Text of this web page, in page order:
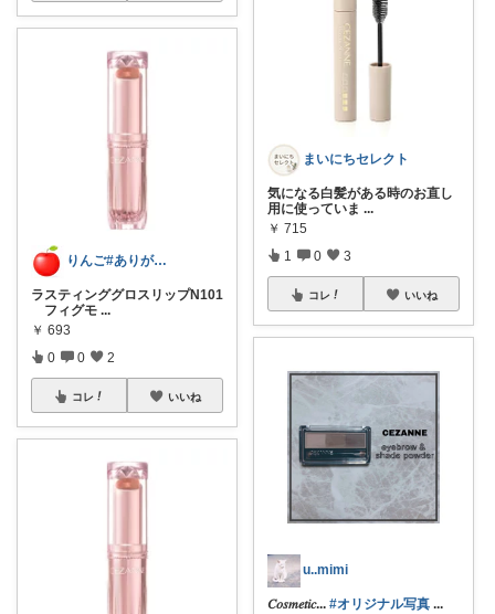
りんご#ありがとうございます🪷
ラスティンググロスリップN101
フィグモ ...
￥ 693
0 0 2
コレ いいね
まいにちセレクト
気になる白髪がある時のお直し
用に使っていま ...
￥ 715
1 0 3
コレ いいね
u..mimi
𝐶𝑜𝑠𝑚𝑒𝑡𝑖𝑐... #オリジナル写真 ...